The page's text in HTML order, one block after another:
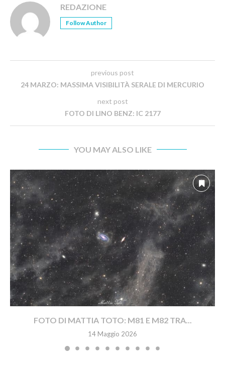
REDAZIONE
Follow Author
previous post
24 MARZO: MASSIMA VISIBILITÀ SERALE DI MERCURIO
next post
FOTO DI LINO BENZ: IC 2177
YOU MAY ALSO LIKE
FOTO DI MATTIA TOTO: M81 E M82 TRA...
14 Maggio 2026